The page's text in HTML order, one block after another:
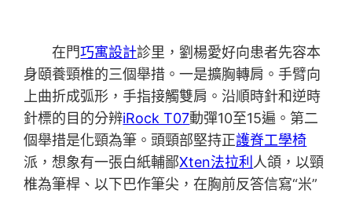
在門巧寓設計診里，劉楊愛好向患者先容本
身頤養頸椎的三個舉措。一是擴胸轉肩。手臂向
上曲折成弧形，手指接觸雙肩。沿順時針和逆時
針標的目的分辨iRock T07動彈10至15遍。第二
個舉措是化頸為筆。頭頸部堅持正護脊工學椅
派，想象有一張白紙輔鄙Xten法拉利 人頜，以頸
椎為筆桿、以下巴作筆尖，在胸前反答信寫“米”